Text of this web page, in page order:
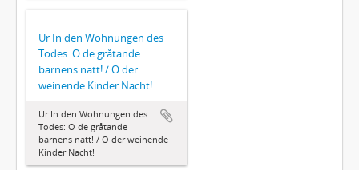
Ur In den Wohnungen des
Todes: O de gråtande
barnens natt! / O der
weinende Kinder Nacht!
Ur In den Wohnungen des
Todes: O de gråtande
barnens natt! / O der weinende
Kinder Nacht!